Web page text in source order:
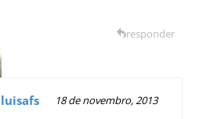
luisafs
18 de novembro, 2013
responder